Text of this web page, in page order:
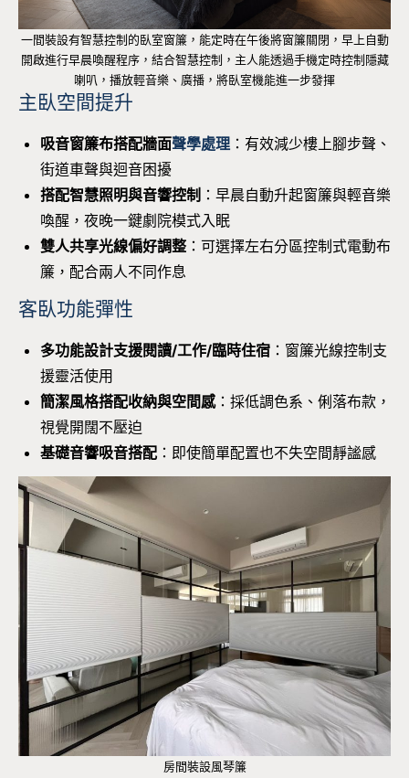
一間裝設有智慧控制的臥室窗簾，能定時在午後將窗簾關閉，早上自動
開啟進行早晨喚醒程序，結合智慧控制，主人能透過手機定時控制隱藏
喇叭，播放輕音樂、廣播，將臥室機能進一步發揮
主臥空間提升
吸音窗簾布搭配牆面聲學處理 ：有效減少樓上腳步聲、
街道車聲與迴音困擾
搭配智慧照明與音響控制 ：早晨自動升起窗簾與輕音樂
喚醒，夜晚一鍵劇院模式入眠
雙人共享光線偏好調整 ：可選擇左右分區控制式電動布
簾，配合兩人不同作息
客臥功能彈性
多功能設計支援閱讀/工作/臨時住宿 ：窗簾光線控制支
援靈活使用
簡潔風格搭配收納與空間感：採低調色系、俐落布款，
視覺開闊不壓迫
基礎音響吸音搭配 ：即使簡單配置也不失空間靜謐感
房間裝設風琴簾